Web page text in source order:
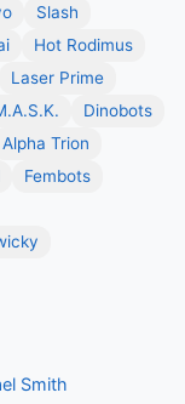
Slash
Hot Rodimus
Laser Prime
Dinobots
Alpha Trion
Fembots
Smith